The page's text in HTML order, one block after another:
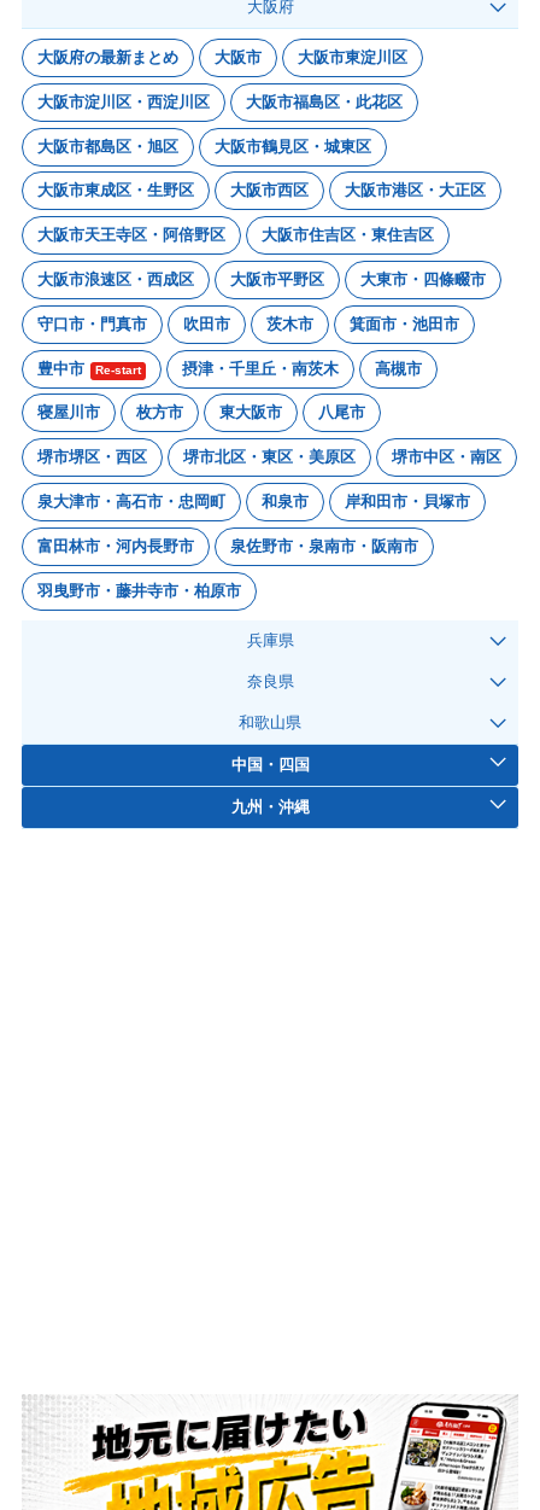
大阪府
大阪府の最新まとめ 大阪市 大阪市東淀川区
大阪市淀川区・西淀川区 大阪市福島区・此花区
大阪市都島区・旭区 大阪市鶴見区・城東区
大阪市東成区・生野区 大阪市西区 大阪市港区・大正区
大阪市天王寺区・阿倍野区 大阪市住吉区・東住吉区
大阪市浪速区・西成区 大阪市平野区 大東市・四條畷市
守口市・門真市 吹田市 茨木市 箕面市・池田市
豊中市 Re-start 摂津・千里丘・南茨木 高槻市
寝屋川市 枚方市 東大阪市 八尾市
堺市堺区・西区 堺市北区・東区・美原区 堺市中区・南区
泉大津市・高石市・忠岡町 和泉市 岸和田市・貝塚市
富田林市・河内長野市 泉佐野市・泉南市・阪南市
羽曳野市・藤井寺市・柏原市
兵庫県
奈良県
和歌山県
中国・四国
九州・沖縄